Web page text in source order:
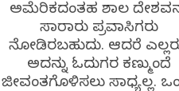
ಅಮೆರಿಕದಂತಹ ವಿಶಾಲ
ಸಾವಿರಾರು ಪ್ರವಾಸಿಗರು
ನೋಡಿರಬಹುದು. ಆದರೆ
ಅದನ್ನು ಓದುಗರ ಕಣ್ಮುಂದೆ
ಜೀವಂತಗೊಳಿಸಲು ಸಾಧ್ಯವಿಲ್ಲ.